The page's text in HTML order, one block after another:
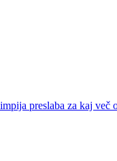
preslaba za kaj